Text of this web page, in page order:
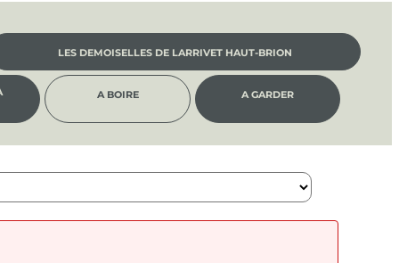
LES DEMOISELLES DE LARRIVET HAUT-BRION
A BOIRE A GARDER